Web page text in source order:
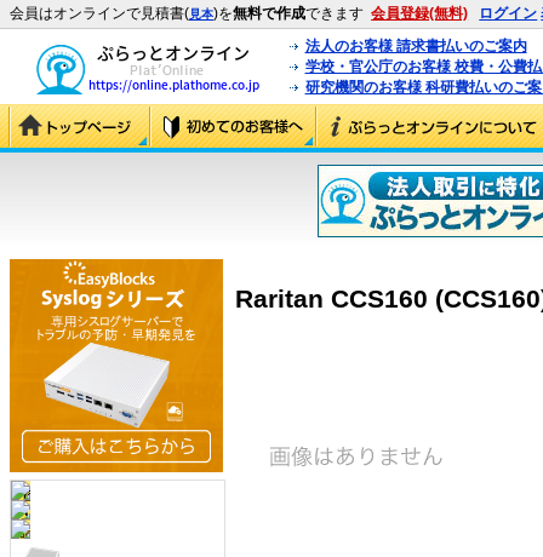
会員はオンラインで見積書(見本)を無料で作成できます 会員登録(無料) ログイン
法人のお客様 請求書払いのご案内
学校・官公庁のお客様 校費・公費
研究機関のお客様 科研費払いのご
Raritan CCS160